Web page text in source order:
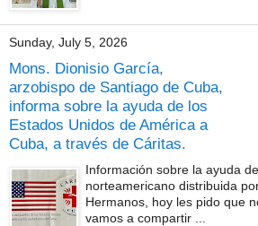
Sunday, July 5, 2026
Mons. Dionisio García,
arzobispo de Santiago de Cuba,
informa sobre la ayuda de los
Estados Unidos de América a
Cuba, a través de Cáritas.
Información sobre la ayuda
norteamericano distribuida
Hermanos, hoy les pido que
vamos a compartir ...